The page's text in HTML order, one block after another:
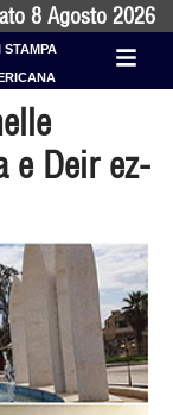
8 Agosto 2026
STAMPA
e Deir ez-